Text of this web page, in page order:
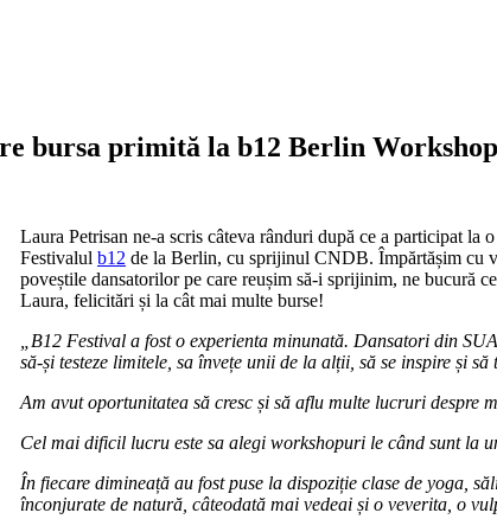
bursa primită la b12 Berlin
Laura Petrisan ne-a scris câteva rânduri după ce a participat la
Festivalul b12 de la Berlin, cu sprijinul CNDB. Împărtășim cu
poveștile dansatorilor pe care reușim să-i sprijinim, ne bucură
Laura, felicitări și la cât mai multe burse!
„B12 Festival a fost o experienta minunată. Dansatori din
să-și testeze limitele, sa învețe unii de la alții, să se inspire și să
Am avut oportunitatea să cresc și să aflu multe lucruri despre
Cel mai dificil lucru este sa alegi workshopuri le când sunt la
În fiecare dimineață au fost puse la dispoziție clase de yoga,
înconjurate de natură, câteodată mai vedeai și o veverita, o